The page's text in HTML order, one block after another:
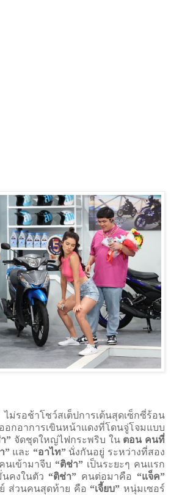
ม่รอช้าโชว์สเต็ปการเต้นสุดเซ็กซี่ร้อน
อกอาการเขินหน้าแดงที่โดนจู่โจมแบบ
” จัดชุดใหญ่ไฟกระพริบ ใน ตอน คนที่
”และ “อาไท”นั่งกันอยู่ ระหว่างที่สอง
นเข้ามาจีบ “ติช่า” เป็นระยะๆ คนแรก
คงในตัว“ติช่า” คนต่อมาคือ“แจ็ค”
ส่วนคนสุดท้าย คือ“เจี้ยบ” หนุ่มเซอร์